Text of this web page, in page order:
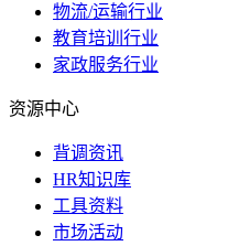
物流/运输行业
教育培训行业
家政服务行业
资源中心
背调资讯
HR知识库
工具资料
市场活动